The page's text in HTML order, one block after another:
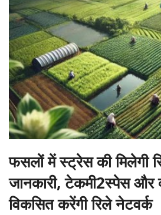
फसलों में स्ट्रेस की मिलेगी
जानकारी, टेकमी2स्पेस
विकसित करेंगी रिले नेटवर्क